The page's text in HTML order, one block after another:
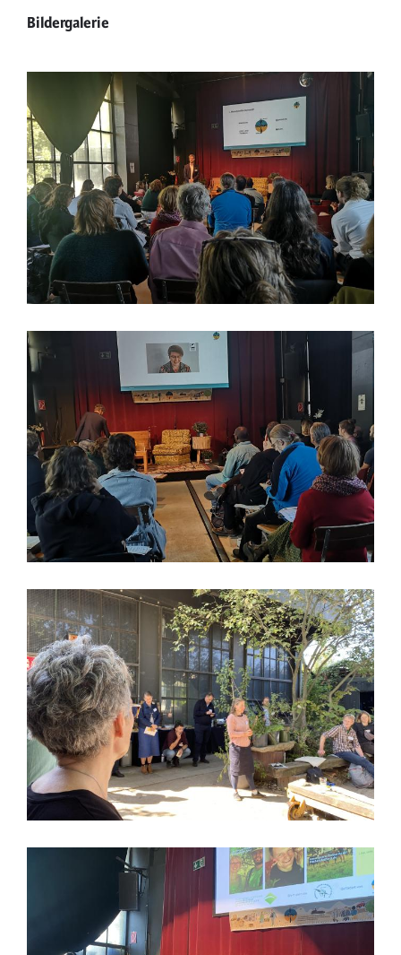
Bildergalerie
Videobotschaft Katrin Stary (BERLINER STADTGÜTER
Dr. Turgut Altuğ, Vorsitzender im Ausschuss für
Umwelt und Klimaschutz von BÜNDNIS 90/DIE
GRÜNEN des Berliner Abgeordnetenhaus